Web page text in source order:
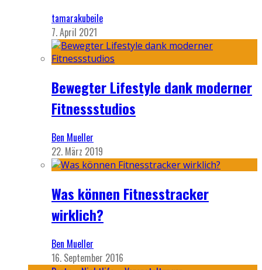
tamarakubeile
7. April 2021
Bewegter Lifestyle dank moderner
Fitnessstudios
Ben Mueller
22. März 2019
Was können Fitnesstracker
wirklich?
Ben Mueller
16. September 2016